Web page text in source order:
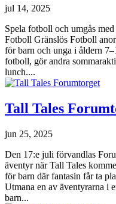
jul 14, 2025
Spela fotboll och umgås
Fotboll Gränslös Fotboll
för barn och unga i åldern
fotboll, gör andra
lunch....
Tall Tales
jun 25, 2025
Den 17:e juli förvandlas
äventyr när Tall Tales
för barn där fantasin får ta
Utmana en av äventyrarna i
barn...